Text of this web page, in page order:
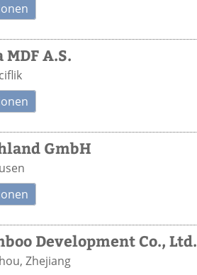
A.S.
GmbH
Development Co., Ltd.
Zhejiang